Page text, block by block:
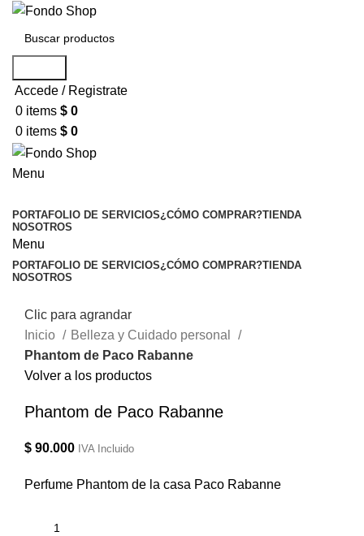
Accede / Registrate
0 items $ 0
0 items $ 0
Menu
PORTAFOLIO DE SERVICIOS¿CÓMO COMPRAR?TIENDA
NOSOTROS
Menu
PORTAFOLIO DE SERVICIOS¿CÓMO COMPRAR?TIENDA
NOSOTROS
Clic para agrandar
Inicio
Belleza y Cuidado personal
Phantom de Paco Rabanne
Volver a los productos
Phantom de Paco Rabanne
$ 90.000 IVA Incluido
Perfume Phantom de la casa Paco Rabanne